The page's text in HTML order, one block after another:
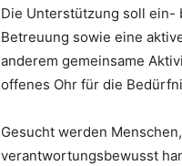
Die Unterstützung soll ein-
Betreuung sowie eine
anderem gemeinsame
offenes Ohr für die
Gesucht werden
verantwortungsbewusst